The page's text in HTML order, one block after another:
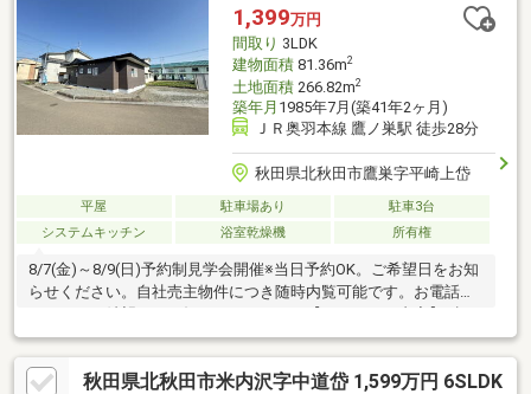
1,399万円
間取り 3LDK
建物面積81.36m2
土地面積266.82m2
築年月 1985年7月(築41年2ヶ月)
ＪＲ奥羽本線 鷹ノ巣駅 徒歩28分
秋田県北秋田市鷹巣字平崎上岱
平屋 駐車場あり
駐車3台
システムキッチン
浴室乾燥機 所有権
8/7(金)～8/9(日)予約制見学会開催※当日予約OK。ご希望日をお知
らせください。自社売主物件につき随時内覧可能です。お電話か
準シロアリ防除工事、クリーニング、雨漏り点検●外構・外装駐
車場拡張、屋根塗装、外壁塗装・一部重張り、庭木伐採●水回り
システムキッチン交換、ユニットバス交換、トイレ交換●内装間
秋田県北秋田市米内沢字中道岱 1,599万円 6SLDK